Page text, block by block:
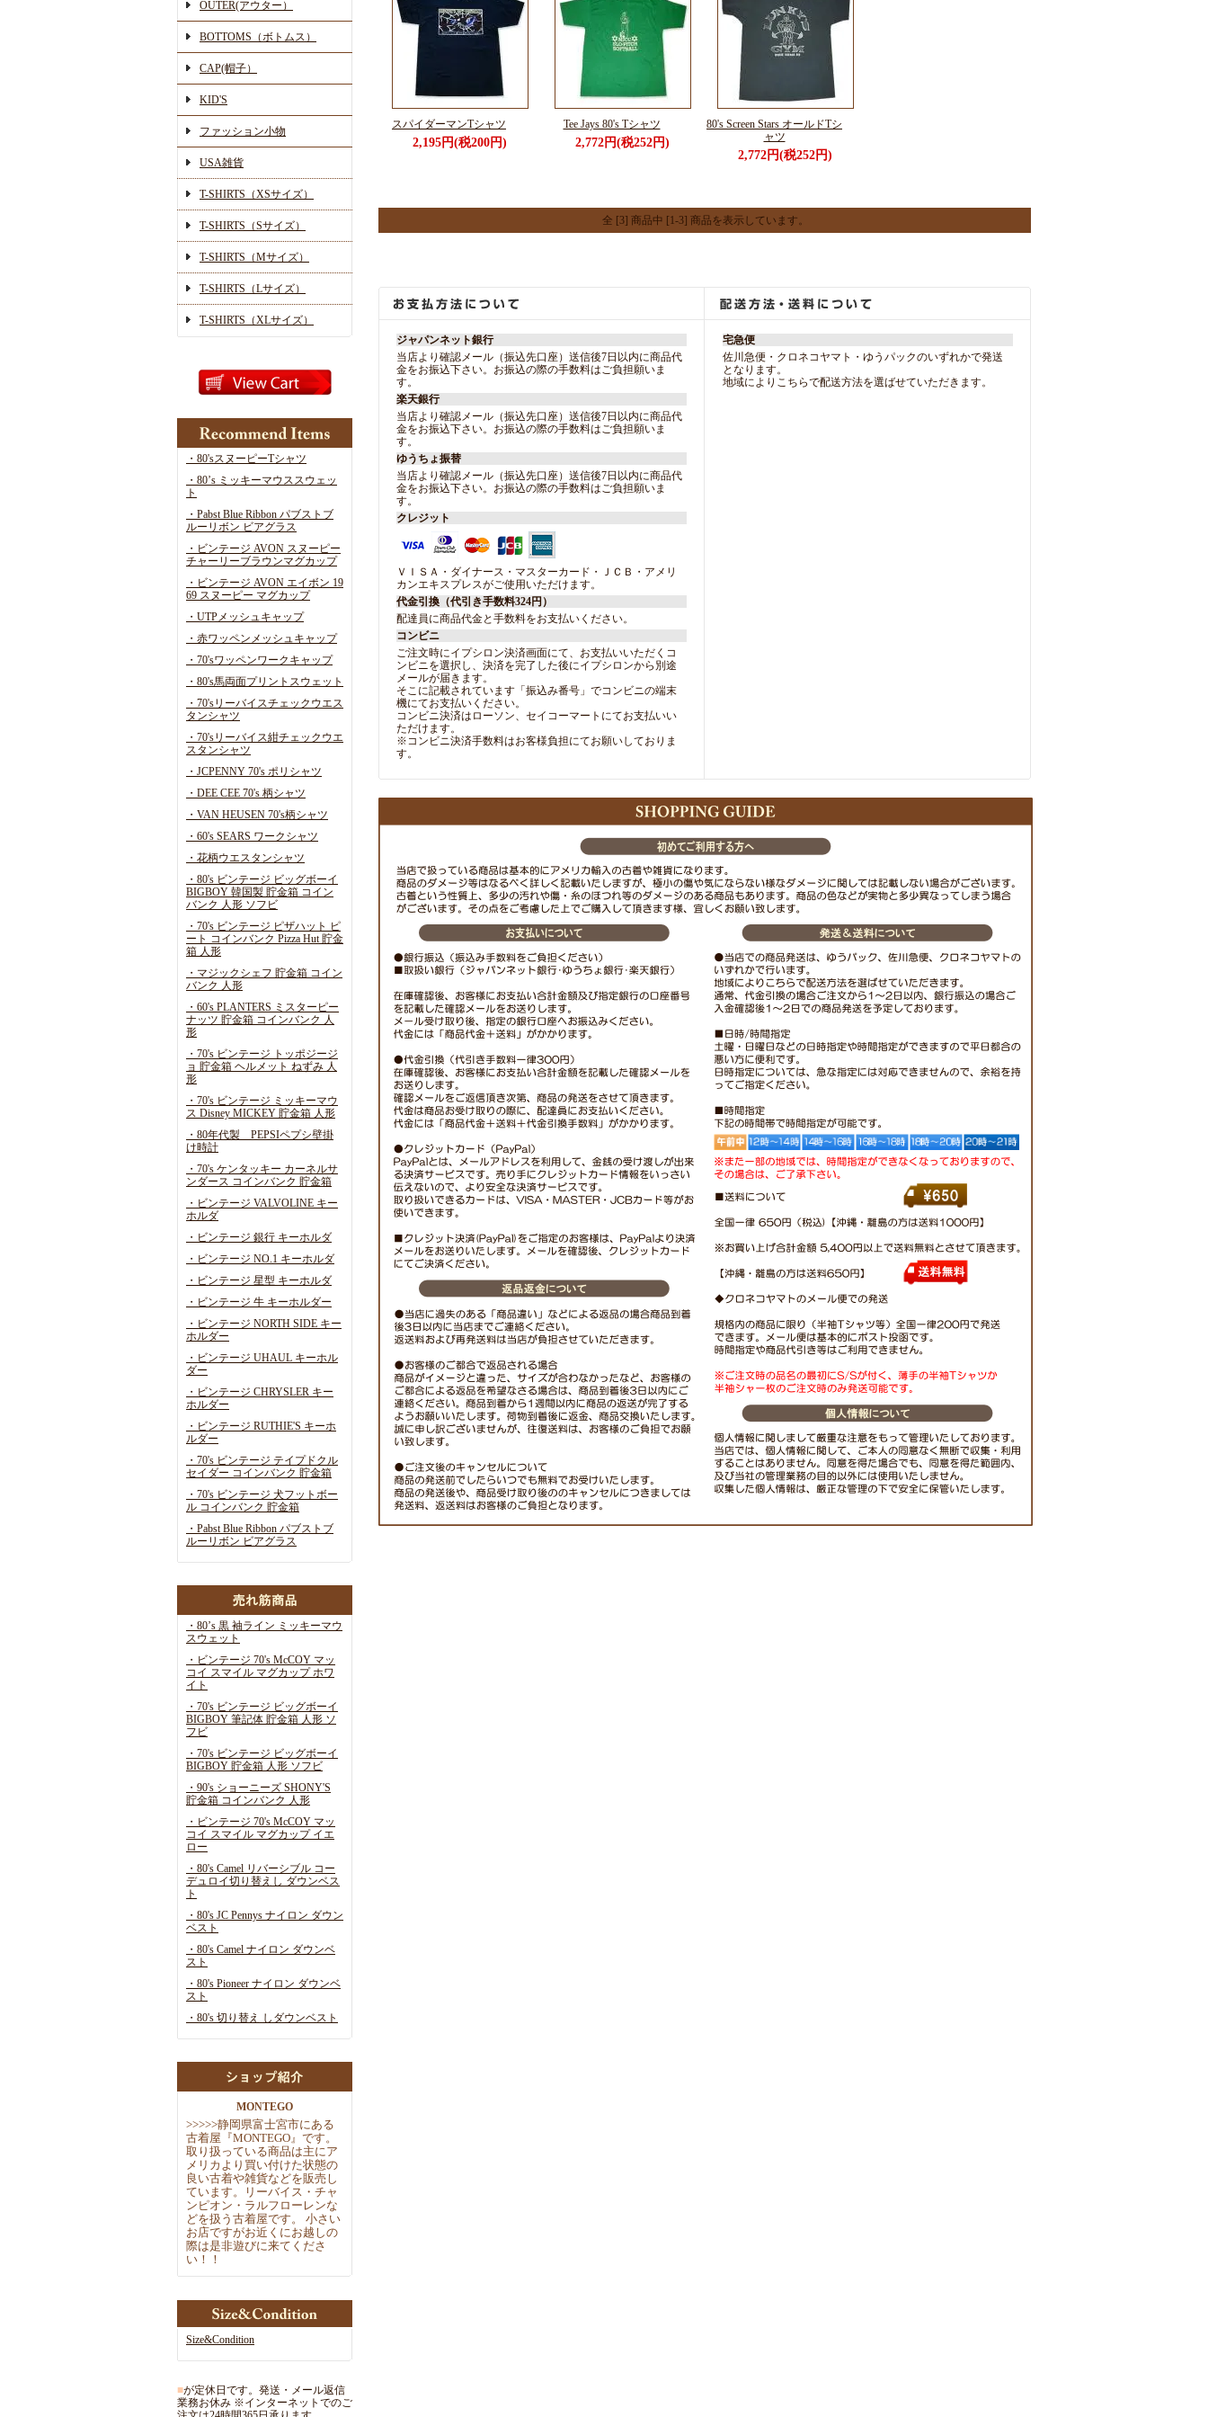
OUTER(アウター）
BOTTOMS（ボトムス）
CAP(帽子）
KID'S
ファッション小物
USA雑貨
T-SHIRTS（XSサイズ）
T-SHIRTS（Sサイズ）
T-SHIRTS（Mサイズ）
T-SHIRTS（Lサイズ）
T-SHIRTS（XLサイズ）
・80'sスヌーピーTシャツ
・80’s ミッキーマウススウェッ
ト
・Pabst Blue Ribbon パブストブ
ルーリボン ビアグラス
・ビンテージ AVON スヌーピー
チャーリーブラウンマグカップ
・ビンテージ AVON エイボン 19
69 スヌーピー マグカップ
・UTPメッシュキャップ
・赤ワッペンメッシュキャップ
・70'sワッペンワークキャップ
・80's馬両面プリントスウェット
・70'sリーバイスチェックウエス
タンシャツ
・70'sリーバイス紺チェックウエ
スタンシャツ
・JCPENNY 70's ポリシャツ
・DEE CEE 70's 柄シャツ
・VAN HEUSEN 70's柄シャツ
・60's SEARS ワークシャツ
・花柄ウエスタンシャツ
・80's ビンテージ ビッグボーイ
BIGBOY 韓国製 貯金箱 コイン
バンク 人形 ソフビ
・70's ビンテージ ピザハット ピ
ート コインバンク Pizza Hut 貯金
箱 人形
・マジックシェフ 貯金箱 コイン
バンク 人形
・60's PLANTERS ミスターピー
ナッツ 貯金箱 コインバンク 人
形
・70's ビンテージ トッポジージ
ョ 貯金箱 ヘルメット ねずみ 人
形
・70's ビンテージ ミッキーマウ
ス Disney MICKEY 貯金箱 人形
・80年代製 PEPSIペプシ壁掛
け時計
・70's ケンタッキー カーネルサ
ンダース コインバンク 貯金箱
・ビンテージ VALVOLINE キー
ホルダ
・ビンテージ 銀行 キーホルダ
・ビンテージ NO.1 キーホルダ
・ビンテージ 星型 キーホルダ
・ビンテージ 牛 キーホルダー
・ビンテージ NORTH SIDE キー
ホルダー
・ビンテージ UHAUL キーホル
ダー
・ビンテージ CHRYSLER キー
ホルダー
・ビンテージ RUTHIE'S キーホ
ルダー
・70's ビンテージ テイプドクル
セイダー コインバンク 貯金箱
・70's ビンテージ 犬フットボー
ル コインバンク 貯金箱
・Pabst Blue Ribbon パブストブ
ルーリボン ビアグラス
・80’s 黒 袖ライン ミッキーマウ
スウェット
・ビンテージ 70's McCOY マッ
コイ スマイル マグカップ ホワ
イト
・70's ビンテージ ビッグボーイ
BIGBOY 筆記体 貯金箱 人形 ソ
フビ
・70's ビンテージ ビッグボーイ
BIGBOY 貯金箱 人形 ソフビ
・90's ショーニーズ SHONY'S
貯金箱 コインバンク 人形
・ビンテージ 70's McCOY マッ
コイ スマイル マグカップ イエ
ロー
・80's Camel リバーシブル コー
デュロイ切り替えし ダウンベス
ト
・80's JC Pennys ナイロン ダウン
ベスト
・80's Camel ナイロン ダウンベ
スト
・80's Pioneer ナイロン ダウンベ
スト
・80's 切り替え しダウンベスト
MONTEGO
>>>>>静岡県富士宮市にある
古着屋『MONTEGO』です。
取 り扱っている商品は主にア
メリカより買い付けた状態の
良い古着や雑貨などを販売し
ています。リーバイス・チャ
ンピオン・ラルフローレンな
どを扱う古着屋です。 小さい
お店ですがお近くにお越しの
際は是非遊びに来てくださ
い！！
Size&Condition
■が定休日です。発送・メール返信
業務お休み ※インターネットでのご
スパイダーマンTシャツ
2,195円(税200円)
Tee Jays 80's Tシャツ
2,772円(税252円)
80's Screen Stars オールドTシ
ャツ
2,772円(税252円)
全 [3] 商品中 [1-3] 商品を表示しています。
ジャパンネット銀行
当店より確認メール（振込先口座）送信後7日以内に商品代
金をお振込下さい。お振込の際の手数料はご負担願いま
す。
楽天銀行
当店より確認メール（振込先口座）送信後7日以内に商品代
金をお振込下さい。お振込の際の手数料はご負担願いま
す。
ゆうちょ振替
当店より確認メール（振込先口座）送信後7日以内に商品代
金をお振込下さい。お振込の際の手数料はご負担願いま
す。
クレジット
ＶＩＳＡ・ダイナース・マスターカード・ＪＣＢ・アメリ
カンエキスプレスがご使用いただけます。
代金引換（代引き手数料324円）
配達員に商品代金と手数料をお支払いください。
コンビニ
ご注文時にイプシロン決済画面にて、お支払いいただくコ
ンビニを選択し、決済を完了した後にイプシロンから別途
メールが届きます。
そこに記載されています「振込み番号」でコンビニの端末
機にてお支払いください。
コンビニ決済はローソン、セイコーマートにてお支払いい
ただけます。
※コンビニ決済手数料はお客様負担にてお願いしておりま
す。
宅急便
佐川急便・クロネコヤマト・ゆうパックのいずれかで発送
となります。
地域によりこちらで配送方法を選ばせていただきます。